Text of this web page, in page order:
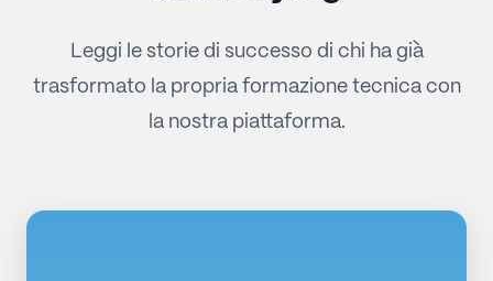
Leggi le storie di successo di chi ha già
trasformato la propria formazione tecnica con
la nostra piattaforma.